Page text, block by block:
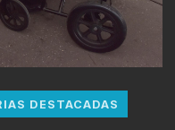
DESTACADAS